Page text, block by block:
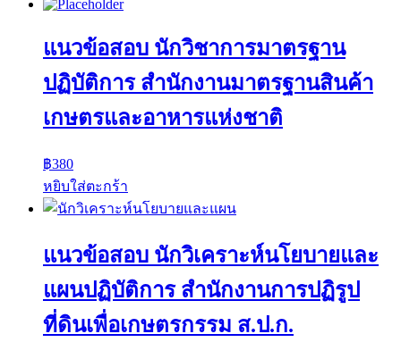
แนวข้อสอบ นักวิชาการมาตรฐาน
ปฏิบัติการ สำนักงานมาตรฐานสินค้า
เกษตรและอาหารแห่งชาติ
฿380
หยิบใส่ตะกร้า
แนวข้อสอบ นักวิเคราะห์นโยบายและ
แผนปฏิบัติการ สำนักงานการปฏิรูป
ที่ดินเพื่อเกษตรกรรม ส.ป.ก.